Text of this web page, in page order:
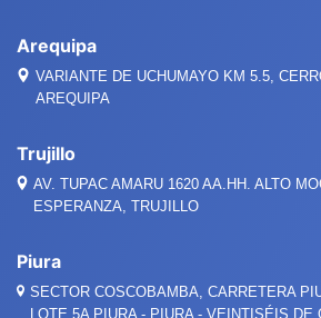
Arequipa
VARIANTE DE UCHUMAYO KM 5.5,
AREQUIPA
Trujillo
AV. TUPAC AMARU 1620 AA.HH. ALTO
ESPERANZA, TRUJILLO
Piura
SECTOR COSCOBAMBA, CARRETERA
LOTE 5A PIURA - PIURA - VEINTISÉIS DE